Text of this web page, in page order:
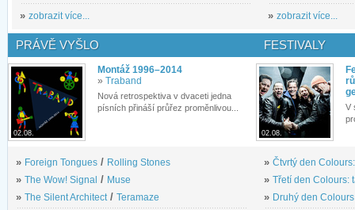
» zobrazit více... » zobrazit více...
PRÁVĚ VYŠLO
02.08.
Montáž 1996–2014
» Traband
Nová retrospektiva v dvaceti jedna
písních přináší průřez proměnlivou...
» Foreign Tongues / Rolling Stones
» The Wow! Signal / Muse
» The Silent Architect/ Teramaze
FESTIVALY
02.08.
V
» Čtvrtý den
» Třetí den Colours:
» Druhý den